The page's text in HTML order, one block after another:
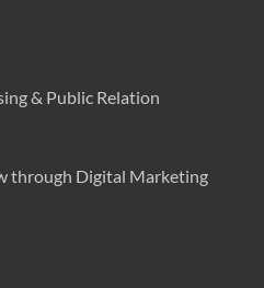
& Public Relation
through Digital Marketing